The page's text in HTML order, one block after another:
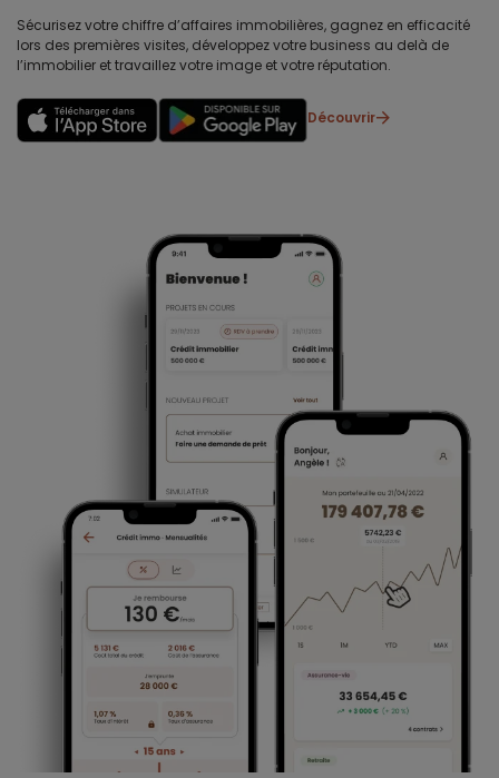
Sécurisez votre chiffre d’affaires immobilières, gagnez en efficacité
lors des premières visites, développez votre business au delà de
l’immobilier et travaillez votre image et votre réputation.
Découvrir